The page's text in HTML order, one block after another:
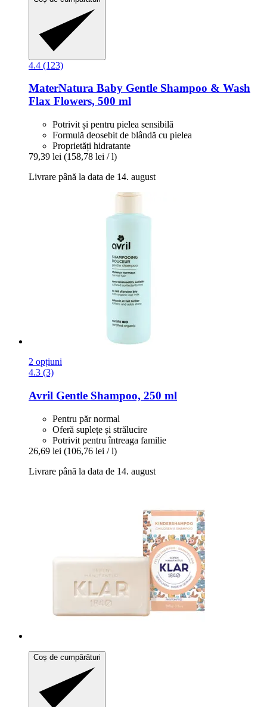
4.4 (123)
MaterNatura Baby Gentle Shampoo & Wash
Flax Flowers, 500 ml
Potrivit și pentru pielea sensibilă
Formulă deosebit de blândă cu pielea
Proprietăți hidratante
79,39 lei (158,78 lei / l)
Livrare până la data de 14. august
2 opțiuni
4.3 (3)
Avril Gentle Shampoo, 250 ml
Pentru păr normal
Oferă suplețe și strălucire
Potrivit pentru întreaga familie
26,69 lei (106,76 lei / l)
Livrare până la data de 14. august
Coș de cumpărături